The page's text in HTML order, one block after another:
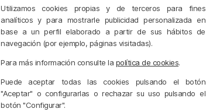
Utilizamos cookies propias y de terceros para fines
analíticos y para mostrarle publicidad personalizada en
base a un perfil elaborado a partir de sus hábitos de
navegación (por ejemplo, páginas visitadas).
Para más información consulte la política de cookies.
Puede aceptar todas las cookies pulsando el botón
"Aceptar" o configurarlas o rechazar su uso pulsando el
botón "Configurar".